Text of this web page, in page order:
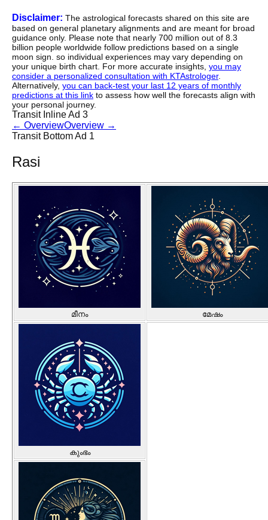
Disclaimer: The astrological forecasts shared on this site are
based on general planetary alignments and are meant for broad
guidance only. Please note that nearly 700 million out of 8.3
billion people worldwide follow predictions based on a single
moon sign. so individual experiences may vary depending on
your unique birth chart. For more accurate insights, you may
consider a personalized consultation with KTAstrologer.
Alternatively, you can back-test your last 12 years of monthly
predictions at this link to assess how well the forecasts align with
your personal journey.
Transit Inline Ad 3
← OverviewOverview →
Transit Bottom Ad 1
Rasi
മീനം മേഷം
കുംഭം